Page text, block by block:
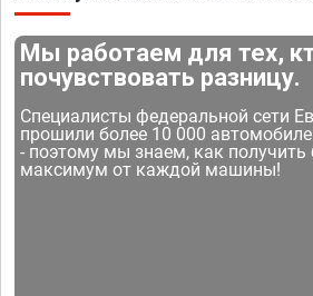
Мы работаем для тех,
почувствовать разницу.
Специалисты федеральной сети
прошили более 10 000
- поэтому мы знаем, как получить
максимум от каждой машины!